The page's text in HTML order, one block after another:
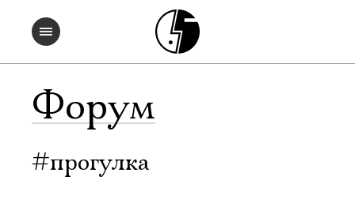
Форум
#прогулка